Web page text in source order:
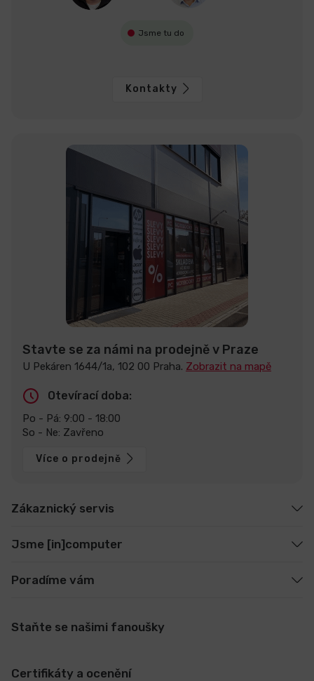
Jsme tu do
Kontakty
Stavte se za námi na prodejně v Praze
U Pekáren 1644/1a, 102 00 Praha. Zobrazit na mapě
Otevírací doba:
Po - Pá: 9:00 - 18:00
So - Ne: Zavřeno
Více o prodejně
Zákaznický servis
Jsme [in]computer
Poradíme vám
Staňte se našimi fanoušky
Certifikáty a ocenění